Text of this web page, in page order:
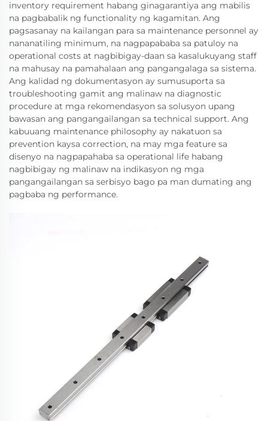
inventory requirement habang ginagarantiya ang mabilis
na pagbabalik ng functionality ng kagamitan. Ang
pagsasanay na kailangan para sa maintenance personnel ay
nananatiling minimum, na nagpapababa sa patuloy na
operational costs at nagbibigay-daan sa kasalukuyang staff
na mahusay na pamahalaan ang pangangalaga sa sistema.
Ang kalidad ng dokumentasyon ay sumusuporta sa
troubleshooting gamit ang malinaw na diagnostic
procedure at mga rekomendasyon sa solusyon upang
bawasan ang pangangailangan sa technical support. Ang
kabuuang maintenance philosophy ay nakatuon sa
prevention kaysa correction, na may mga feature sa
disenyo na nagpapahaba sa operational life habang
nagbibigay ng malinaw na indikasyon ng mga
pangangailangan sa serbisyo bago pa man dumating ang
pagbaba ng performance.